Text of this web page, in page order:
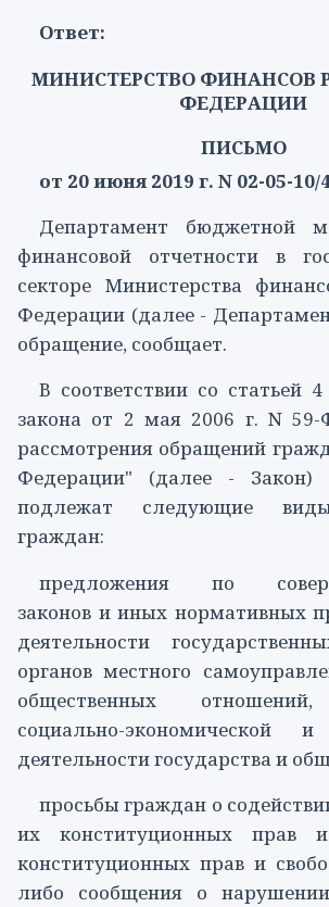
Ответ:
МИНИСТЕРСТВО ФИНАНСОВ
ФЕДЕРАЦИИ
ПИСЬМО
от 20 июня 2019 г. N 02-05-10/
Департамент бюджетной
финансовой отчетности в
секторе Министерства
Федерации (далее -
обращение, сообщает.
В соответствии со статьей 4
закона от 2 мая 2006 г. N
рассмотрения обращений
Федерации" (далее - Закон)
подлежат следующие
граждан:
предложения по
законов и иных нормативных
деятельности
органов местного
общественных
социально-
деятельности государства и
просьбы граждан о
их конституционных прав
конституционных прав и
либо сообщения о